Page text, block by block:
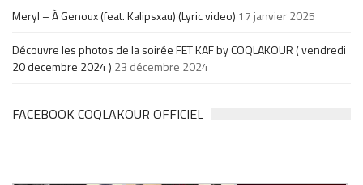
Meryl – À Genoux (feat. Kalipsxau) (Lyric video) 17 janvier 2025
Découvre les photos de la soirée FET KAF by COQLAKOUR ( vendredi
20 decembre 2024 ) 23 décembre 2024
FACEBOOK COQLAKOUR OFFICIEL